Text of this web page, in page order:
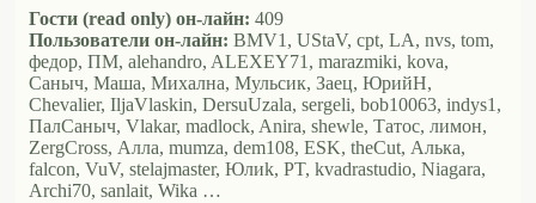
Гости (read only) он-лайн: 409
Пользователи он-лайн: BMV1, UStaV, cpt, LA, nvs, tom,
федор, ПМ, alehandro, ALEXEY71, marazmiki, kova,
Саныч, Маша, Михална, Мульсик, Заец, ЮрийН,
Chevalier, IljaVlaskin, DersuUzala, sergeli, bob10063, indys1,
ПалСаныч, Vlakar, madlock, Anira, shewle, Татос, лимон,
ZergCross, Алла, mumza, dem108, ESK, theCut, Алька,
falcon, VuV, stelajmaster, Юлиk, PT, kvadrastudio, Niagara,
Archi70, sanlait, Wika …